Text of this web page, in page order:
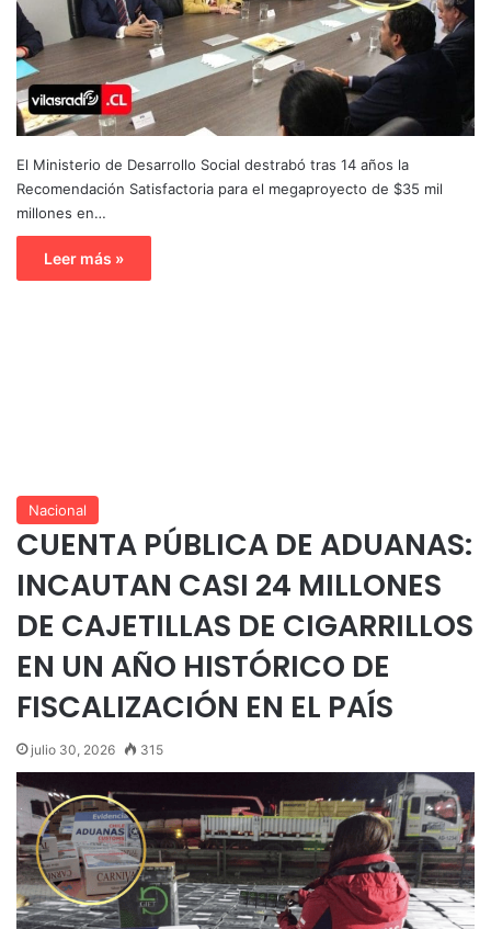
El Ministerio de Desarrollo Social destrabó tras 14 años la
Recomendación Satisfactoria para el megaproyecto de $35 mil
millones en…
Leer más »
Nacional
CUENTA PÚBLICA DE ADUANAS:
INCAUTAN CASI 24 MILLONES
DE CAJETILLAS DE CIGARRILLOS
EN UN AÑO HISTÓRICO DE
FISCALIZACIÓN EN EL PAÍS
julio 30, 2026 315